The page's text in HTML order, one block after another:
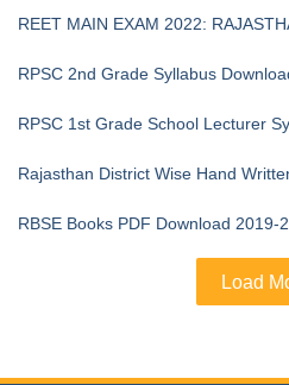
REET MAIN EXAM 2022:
RPSC 2nd Grade
RPSC 1st Grade School Lecturer
Rajasthan District Wise Hand
RBSE Books PDF Download 2019-
Load